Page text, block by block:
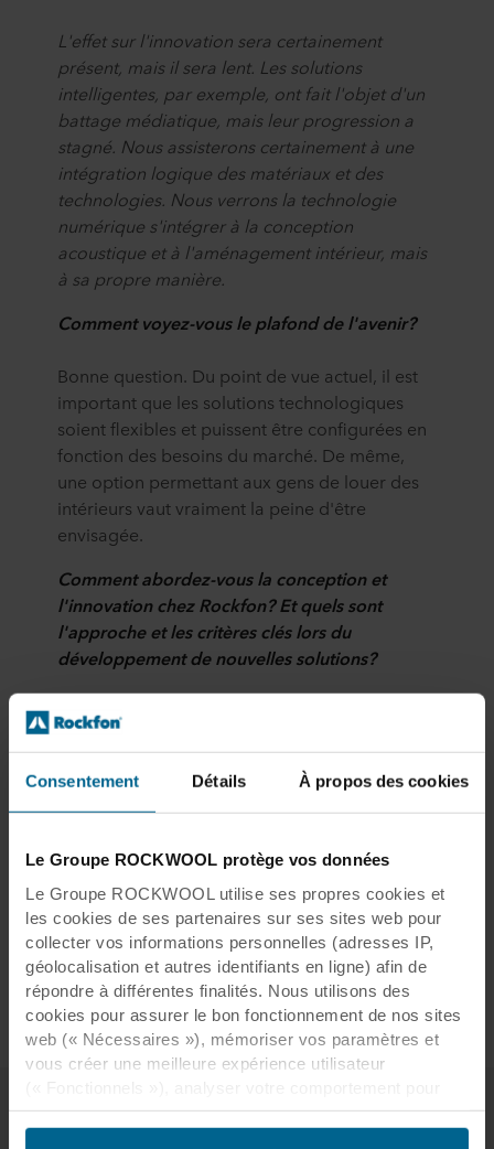
Consentement Détails À propos des cookies
Le Groupe ROCKWOOL protège vos données
Le Groupe ROCKWOOL utilise ses propres cookies et
les cookies de ses partenaires sur ses sites web pour
collecter vos informations personnelles (adresses IP,
géolocalisation et autres identifiants en ligne) afin de
répondre à différentes finalités. Nous utilisons des
cookies pour assurer le bon fonctionnement de nos sites
web (« Nécessaires »), mémoriser vos paramètres et
vous créer une meilleure expérience utilisateur
optimiser les sites web (« Statistiques ») et cibler notre
contenu et nos publicités sur les réseaux sociaux et les
L'effet sur l'innovation sera certainement
présent, mais il sera lent. Les solutions
intelligentes, par exemple, ont fait l'objet d'un
battage médiatique, mais leur progression a
stagné. Nous assisterons certainement à une
intégration logique des matériaux et des
technologies. Nous verrons la technologie
numérique s'intégrer à la conception
acoustique et à l'aménagement intérieur, mais
à sa propre manière.
Comment voyez-vous le plafond de l'avenir?
Bonne question. Du point de vue actuel, il est
important que les solutions technologiques
soient flexibles et puissent être configurées en
fonction des besoins du marché. De même,
une option permettant aux gens de louer des
intérieurs vaut vraiment la peine d'être
envisagée.
Comment abordez-vous la conception et
l'innovation chez Rockfon? Et quels sont
l'approche et les critères clés lors du
développement de nouvelles solutions?
Nous utilisons principalement le design
thinking pour développer nos solutions. Nous
durables que possible. Il est important que
nous suivions la vague "verte" en termes
Nous nous efforçons de fabriquer des produits
qui jouent un rôle actif dans l'environnement.
La collaboration est la clé de notre succès.
Nous aimons discuter avec différents
fabricants, concepteurs et experts pour trouver
nos solutions.
Contact